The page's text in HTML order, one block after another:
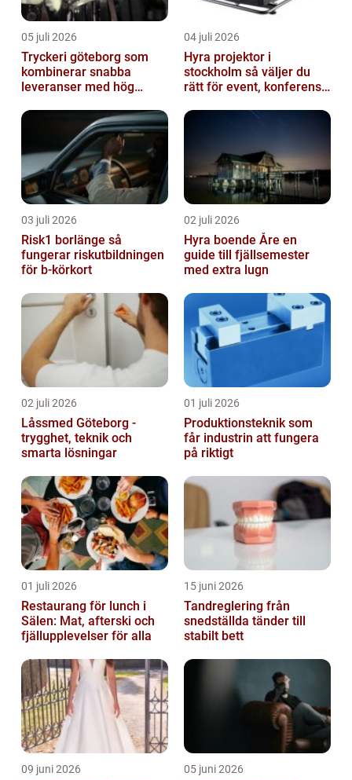
05 juli 2026
Tryckeri göteborg som
kombinerar snabba
leveranser med hög
04 juli 2026
Hyra projektor i
stockholm så väljer du
rätt för event, konferens
03 juli 2026
Risk1 borlänge så
fungerar riskutbildningen
för b-körkort
02 juli 2026
Hyra boende Åre en
guide till fjällsemester
med extra lugn
02 juli 2026
Låssmed Göteborg -
trygghet, teknik och
smarta lösningar
01 juli 2026
Produktionsteknik som
får industrin att fungera
på riktigt
01 juli 2026
Restaurang för lunch i
Sälen: Mat, afterski och
fjällupplevelser för alla
15 juni 2026
Tandreglering från
snedställda tänder till
stabilt bett
09 juni 2026 05 juni 2026